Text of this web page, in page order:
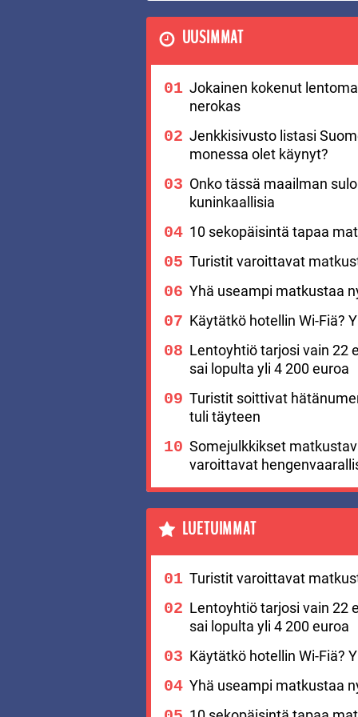
UUSIMMAT
Jokainen kokenut
nerokas
Jenkkisivusto listasi
monessa olet käynyt?
Onko tässä maailman
kuninkaallisia
10 sekopäisintä tapaa
Turistit varoittavat
Yhä useampi matkustaa
Käytätkö hotellin Wi-Fiä?
Lentoyhtiö tarjosi vain 22
sai lopulta yli 4 200 euroa
Turistit soittivat
tuli täyteen
Somejulkkikset
varoittavat
LUETUIMMAT
Turistit varoittavat
Lentoyhtiö tarjosi vain 22
sai lopulta yli 4 200 euroa
Käytätkö hotellin Wi-Fiä?
Yhä useampi matkustaa